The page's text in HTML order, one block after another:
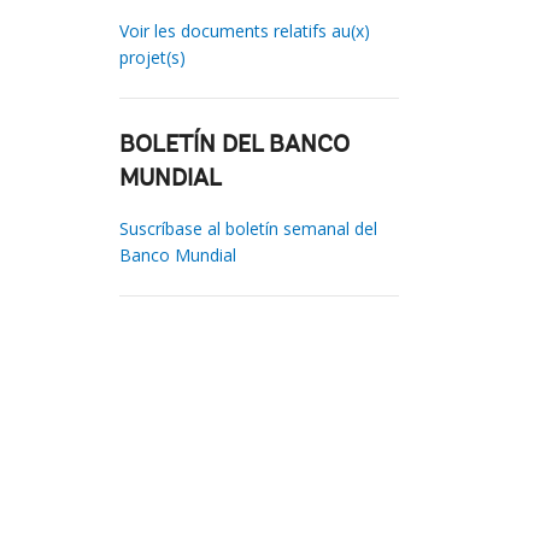
Voir les documents relatifs au(x)
projet(s)
BOLETÍN DEL BANCO
MUNDIAL
Suscríbase al boletín semanal del
Banco Mundial